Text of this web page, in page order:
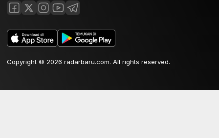
Copyright © 2026 radarbaru.com. All rights reserved.